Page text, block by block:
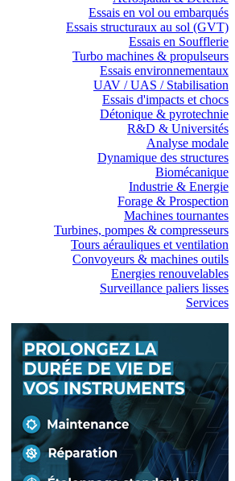
Essais en vol ou embarqués
Essais structuraux au sol (GVT)
Essais en Soufflerie
Turbo machines & propulseurs
Essais environnementaux
UAV / UAS / Stabilisation
Essais d'impacts et chocs
Détonique & pyrotechnie
R&D & Universités
Analyse modale
Dynamique des structures
Biomécanique
Industrie & Energie
Forage & Prospection
Machines tournantes
Turbines, pompes & compresseurs
Tours aérauliques et ventilation
Convoyeurs & machines outils
Energies renouvelables
Surveillance paliers lisses
Services